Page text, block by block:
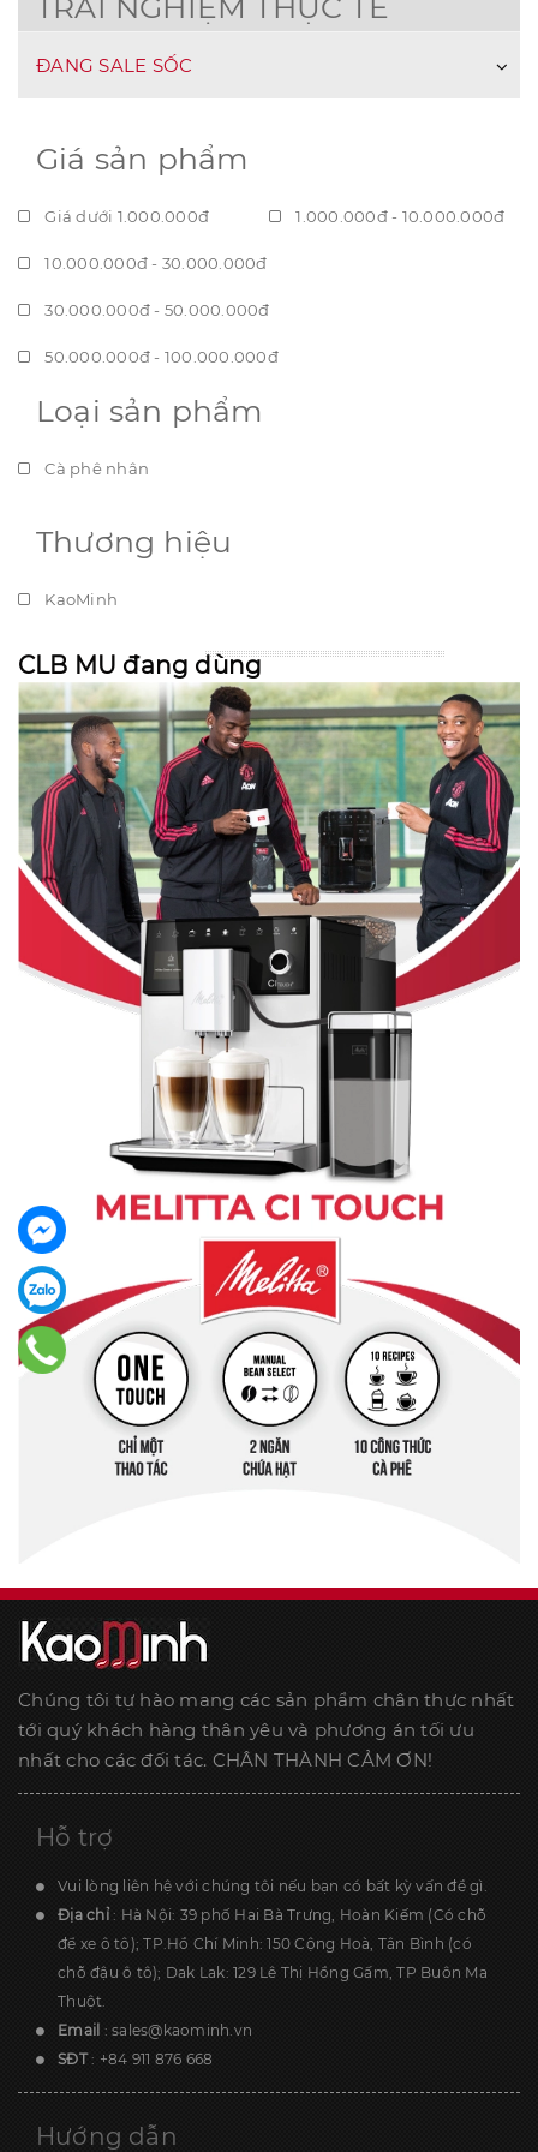
TRẢI NGHIỆM THỰC TẾ
ĐANG SALE SỐC
Giá sản phẩm
Giá dưới 1.000.000đ 1.000.000đ - 10.000.000đ
10.000.000đ - 30.000.000đ
30.000.000đ - 50.000.000đ
50.000.000đ - 100.000.000đ
Giá trên 100.000.000đ
Loại sản phẩm
Cà phê nhân
Thương hiệu
KaoMinh
CLB MU đang dùng
Chúng tôi tự hào mang các sản phẩm chân thực nhất
tới quý khách hàng thân yêu và phương án tối ưu
nhất cho các đối tác. CHÂN THÀNH CẢM ƠN!
Hỗ trợ
Vui lòng liên hệ với chúng tôi nếu bạn có bất kỳ vấn đề gì.
Địa chỉ: Hà Nội: 39 phố Hai Bà Trưng, Hoàn Kiếm (Có chỗ
để xe ô tô); TP.Hồ Chí Minh: 150 Cộng Hoà, Tân Bình (có
chỗ đậu ô tô); Dak Lak: 129 Lê Thị Hồng Gấm, TP Buôn Ma
Thuột.
Email : sales@kaominh.vn
SĐT: +84 911 876 668
Hướng dẫn